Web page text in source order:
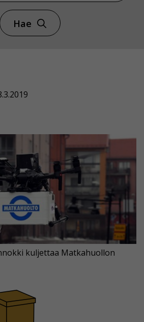
Hae
kuljettaa Matkahuollon